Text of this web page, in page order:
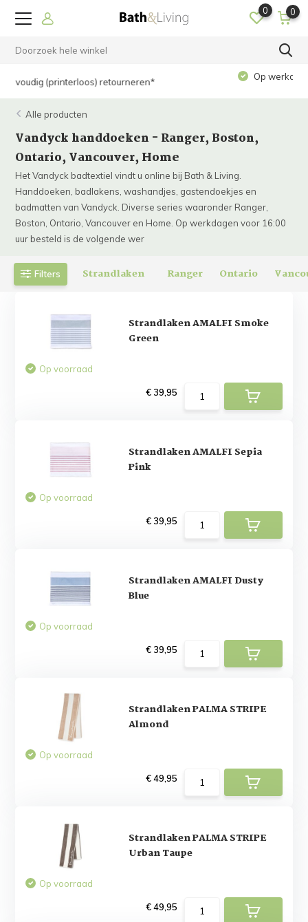
0 0
Op werkdagen voor 15.00 uur besteld? Dezelfde dag
verzonden!
Alle producten
Vandyck handdoeken - Ranger, Boston,
Ontario, Vancouver, Home
Het Vandyck badtextiel vindt u online bij Bath & Living.
Handdoeken, badlakens, washandjes, gastendoekjes en
badmatten van Vandyck. Diverse series waaronder Ranger,
Boston, Ontario, Vancouver en Home. Op werkdagen voor 16:00
uur besteld is de volgende wer
Filters Strandlaken Ranger Ontario
Strandlaken AMALFI Smoke
Green
Op voorraad
€ 39,95
Strandlaken AMALFI Sepia
Pink
Op voorraad
€ 39,95
Strandlaken AMALFI Dusty
Blue
Op voorraad
€ 39,95
Strandlaken PALMA STRIPE
Almond
Op voorraad
€ 49,95
Strandlaken PALMA STRIPE
Urban Taupe
Op voorraad
€ 49,95